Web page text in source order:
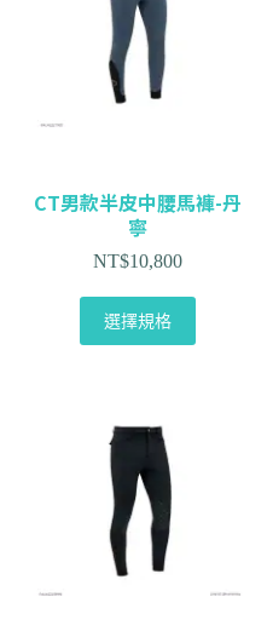
CT男款半皮中腰馬褲-丹
寧
NT$10,800
選擇規格